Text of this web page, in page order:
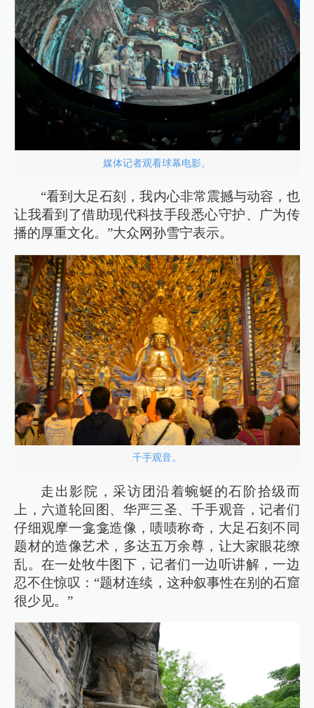
媒体记者观看球幕电影。
“看到大足石刻，我内心非常震撼与动容，也
让我看到了借助现代科技手段悉心守护、广为传
播的厚重文化。”大众网孙雪宁表示。
千手观音。
走出影院，采访团沿着蜿蜒的石阶拾级而
上，六道轮回图、华严三圣、千手观音，记者们
仔细观摩一龛龛造像，啧啧称奇，大足石刻不同
题材的造像艺术，多达五万余尊，让大家眼花缭
乱。在一处牧牛图下，记者们一边听讲解，一边
忍不住惊叹：“题材连续，这种叙事性在别的石窟
很少见。”